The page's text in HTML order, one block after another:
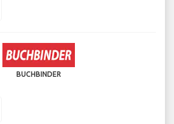
BUCHBINDER